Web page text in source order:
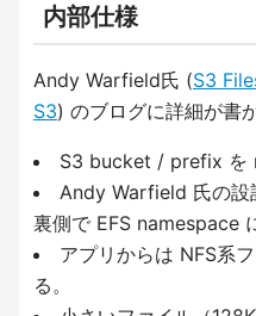
内部仕様
Andy Warfield氏 (S3
S3) のブログに詳細が書
S3 bucket / prefix を
Andy Warfield 氏の設
裏側で EFS namespace
アプリからは NFS系
る。